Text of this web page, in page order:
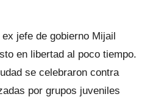
jefe de gobierno Mijail
en libertad al poco tiempo.
se celebraron contra
por grupos juveniles